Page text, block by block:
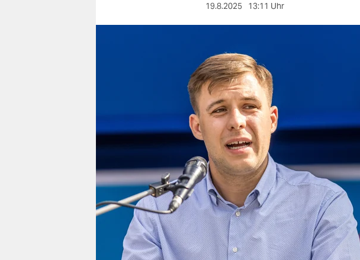
verlag
shop
fragen & hilfe
unterstützen
19.8.2025 13:11 Uhr